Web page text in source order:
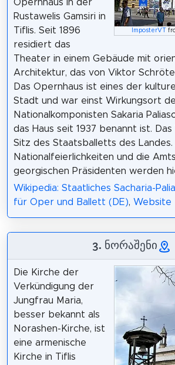
ImposterVT
Opernhaus in der
Rustawelis Gamsiri in
Tiflis. Seit 1896
residiert das
Theater in einem Gebäude mit
Architektur, das von Viktor
Das Opernhaus ist eines der
Stadt und war einst Wirkungsort
Nationalkomponisten Sakaria
das Haus seit 1937 benannt ist.
Sitz des Staatsballetts des Landes.
Nationalfeierlichkeiten und die
georgischen Präsidenten werden
Wikipedia: Staatliches Sacharia-
für Oper und Ballett (DE), Website
3. ნორაშენი
Die Kirche der
Verkündigung der
Jungfrau Maria,
besser bekannt als
Norashen-Kirche, ist
eine armenische
Kirche in Tiflis